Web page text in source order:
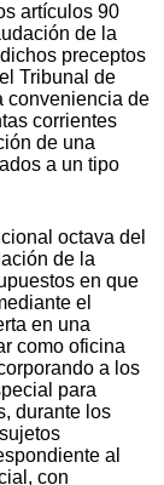
artículos 90
de la
preceptos
Tribunal de
conveniencia de
corrientes
de una
a un tipo
octava del
de la
en que
el
en una
como oficina
a los
para
durante los
al
con